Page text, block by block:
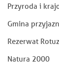
Przyroda i
Gmina
Rezerwat Rotuz
Natura 2000